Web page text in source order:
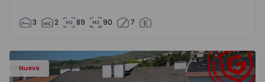
3 2 89 90 7
Nuevo
- 18
Apartamento T2 Covilhã, Covilhã e Canhoso - 1497806 -